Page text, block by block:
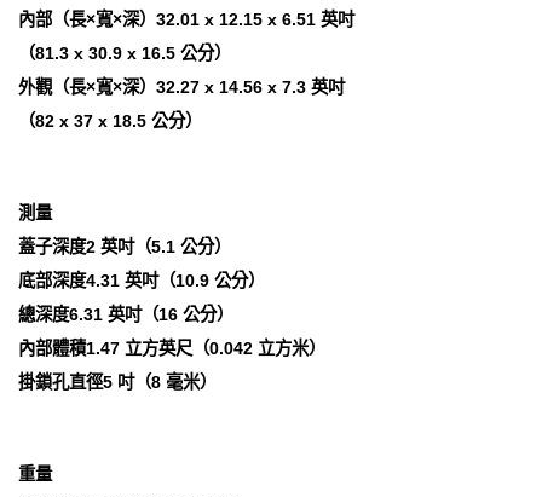
內部（長×寬×深）32.01 x 12.15 x 6.51 英吋
（81.3 x 30.9 x 16.5 公分）
外觀（長×寬×深）32.27 x 14.56 x 7.3 英吋
（82 x 37 x 18.5 公分）
測量
蓋子深度2 英吋（5.1 公分）
底部深度4.31 英吋（10.9 公分）
總深度6.31 英吋（16 公分）
內部體積1.47 立方英尺（0.042 立方米）
掛鎖孔直徑5 吋（8 毫米）
重量